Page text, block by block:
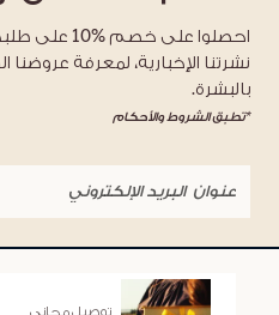
احصلوا على
نشرتنا الإخبارية، لمعرفة عروضنا
بالبشرة.
*تطبق الشروط والأحكام